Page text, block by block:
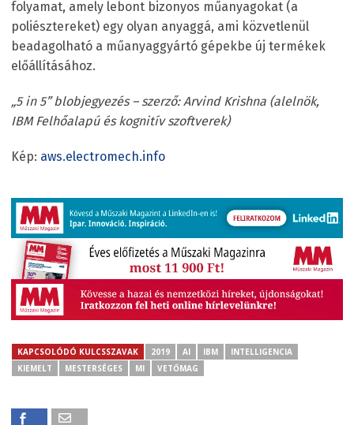
folyamat, amely lebont bizonyos műanyagokat (a
poliésztereket) egy olyan anyaggá, ami közvetlenül
beadagolható a műanyaggyártó gépekbe új termékek
előállításához.
„5 in 5” blobjegyezés – szerző: Arvind Krishna (alelnök,
IBM Felhőalapú és kognitív szoftverek)
Kép: aws.electromech.info
KAPCSOLÓDÓ KULCSSZAVAK 2019 AI IBM
INTELLIGENCIA
KIEMELT
MESTERSÉGES MI VETŐMAG